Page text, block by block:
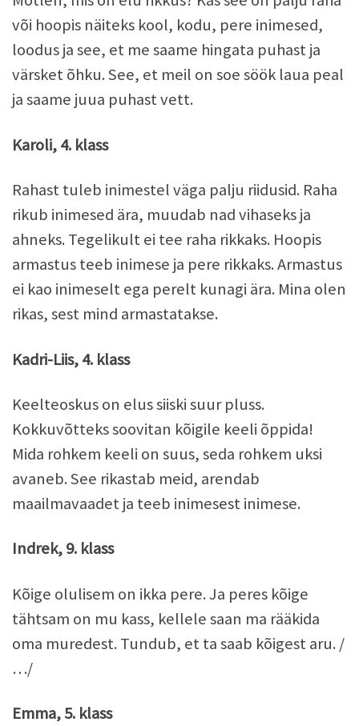
või hoopis näiteks kool, kodu, pere inimesed,
loodus ja see, et me saame hingata puhast ja
värsket õhku. See, et meil on soe söök laua peal
ja saame juua puhast vett.
Karoli, 4. klass
Rahast tuleb inimestel väga palju riidusid. Raha
rikub inimesed ära, muudab nad vihaseks ja
ahneks. Tegelikult ei tee raha rikkaks. Hoopis
armastus teeb inimese ja pere rikkaks. Armastus
ei kao inimeselt ega perelt kunagi ära. Mina olen
rikas, sest mind armastatakse.
Kadri-Liis, 4. klass
Keelteoskus on elus siiski suur pluss.
Kokkuvõtteks soovitan kõigile keeli õppida!
Mida rohkem keeli on suus, seda rohkem uksi
avaneb. See rikastab meid, arendab
maailmavaadet ja teeb inimesest inimese.
Indrek, 9. klass
Kõige olulisem on ikka pere. Ja peres kõige
tähtsam on mu kass, kellele saan ma rääkida
oma muredest. Tundub, et ta saab kõigest aru. /
…/
Emma, 5. klass